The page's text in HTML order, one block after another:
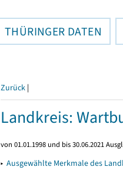
THÜRINGER DATEN
Zurück |
Landkreis:
von 01.01.1998 und bis 30.06.2021
▸ Ausgewählte Merkmale des